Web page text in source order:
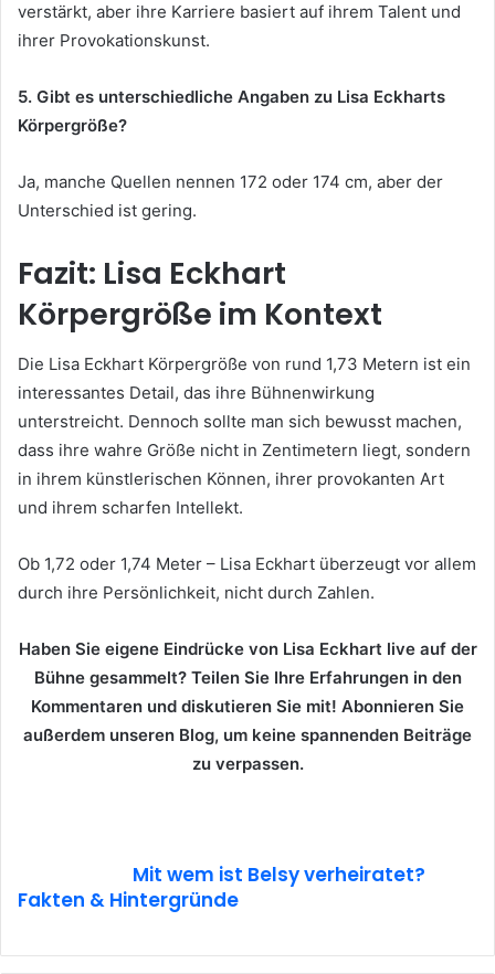
verstärkt, aber ihre Karriere basiert auf ihrem Talent und
ihrer Provokationskunst.
5. Gibt es unterschiedliche Angaben zu Lisa Eckharts
Körpergröße?
Ja, manche Quellen nennen 172 oder 174 cm, aber der
Unterschied ist gering.
Fazit: Lisa Eckhart
Körpergröße im Kontext
Die Lisa Eckhart Körpergröße von rund 1,73 Metern ist ein
interessantes Detail, das ihre Bühnenwirkung
unterstreicht. Dennoch sollte man sich bewusst machen,
dass ihre wahre Größe nicht in Zentimetern liegt, sondern
in ihrem künstlerischen Können, ihrer provokanten Art
und ihrem scharfen Intellekt.
Ob 1,72 oder 1,74 Meter – Lisa Eckhart überzeugt vor allem
durch ihre Persönlichkeit, nicht durch Zahlen.
Haben Sie eigene Eindrücke von Lisa Eckhart live auf der
Bühne gesammelt? Teilen Sie Ihre Erfahrungen in den
Kommentaren und diskutieren Sie mit! Abonnieren Sie
außerdem unseren Blog, um keine spannenden Beiträge
zu verpassen.
Mit wem ist Belsy verheiratet?
Fakten & Hintergründe